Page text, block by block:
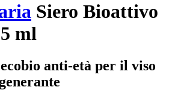
Siero Bioattivo
ml
anti-età per il viso